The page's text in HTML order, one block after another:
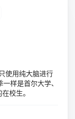
使用纯大脑进行
样是首尔大学、
校生。